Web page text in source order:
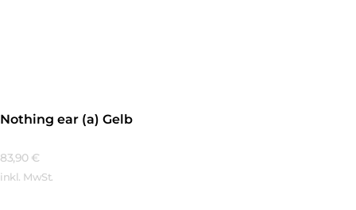
Nothing ear (a) Gelb
83,90 €
inkl. MwSt.